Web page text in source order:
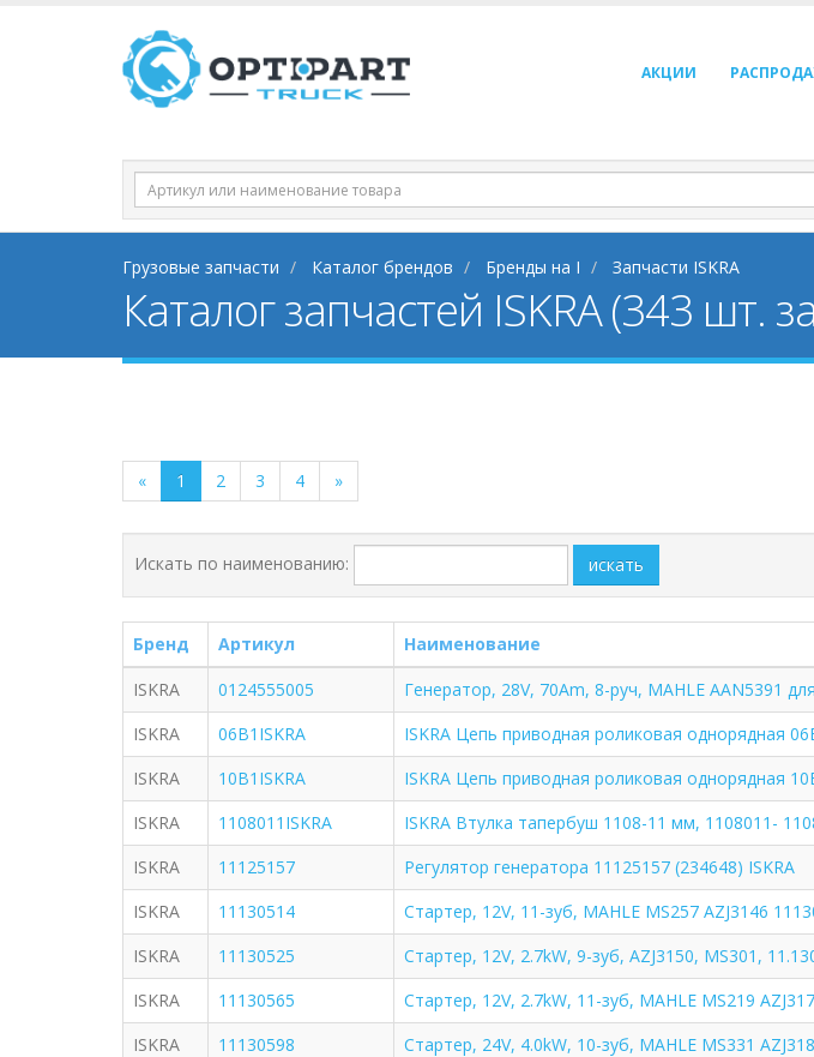
АКЦИИ
Грузовые запчасти Каталог брендов Бренды на I Запчасти ISKRA
Каталог запчастей ISKRA (343 шт.
« 1 2 3 4 »
Искать по наименованию: искать
Бренд Артикул
Наименование
ISKRA
0124555005
Генератор, 28V, 70Am, 8-руч, MAHLE AAN5391
ISKRA
06B1ISKRA
ISKRA Цепь приводная роликовая однорядная
ISKRA
10B1ISKRA
ISKRA Цепь приводная роликовая однорядная
ISKRA
1108011ISKRA
ISKRA Втулка тапербуш 1108-11 мм, 1108011-
ISKRA
11125157
Регулятор генератора 11125157 (234648) ISKRA
ISKRA
11130514
Стартер, 12V, 11-зуб, MAHLE MS257 AZJ3146
ISKRA
11130525
Стартер, 12V, 2.7kW, 9-зуб, AZJ3150, MS301,
ISKRA
11130565
Стартер, 12V, 2.7kW, 11-зуб, MAHLE MS219
ISKRA
11130598
Стартер, 24V, 4.0kW, 10-зуб, MAHLE MS331